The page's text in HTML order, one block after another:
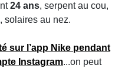
24 ans, serpent au cou,
solaires au nez.
sur l’app Nike pendant
Instagram...on peut